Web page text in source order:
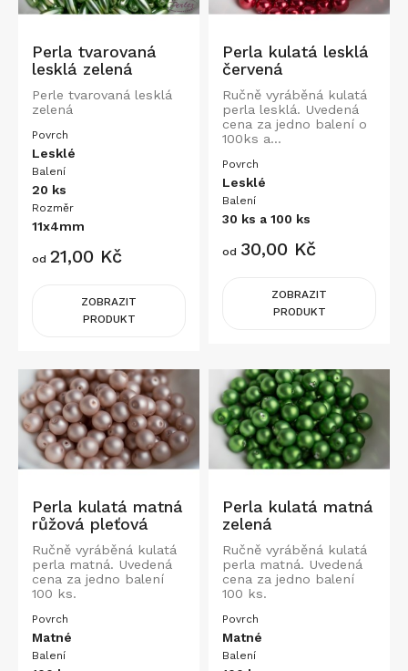
Perla tvarovaná
lesklá zelená
Perle tvarovaná lesklá
zelená
Povrch
Lesklé
Balení
20 ks
Rozměr
11x4mm
Cena
od 21,00 Kč
ZOBRAZIT
PRODUKT
Perla kulatá lesklá
červená
Ručně vyráběná kulatá
perla lesklá. Uvedená
cena za jedno balení o
100ks a...
Povrch
Lesklé
Balení
30 ks a 100 ks
Cena
od 30,00 Kč
ZOBRAZIT
PRODUKT
Perla kulatá matná
růžová pleťová
Ručně vyráběná kulatá
perla matná. Uvedená
cena za jedno balení
100 ks.
Povrch
Matné
Balení
Perla kulatá matná
zelená
Ručně vyráběná kulatá
perla matná. Uvedená
cena za jedno balení
100 ks.
Povrch
Matné
Balení